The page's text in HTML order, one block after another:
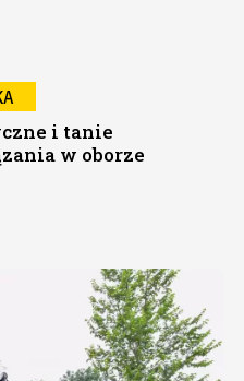
i tanie
w oborze